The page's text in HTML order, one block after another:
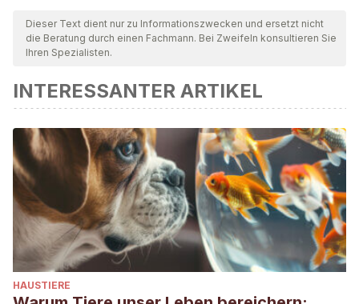
Dieser Text dient nur zu Informationszwecken und ersetzt nicht
die Beratung durch einen Fachmann. Bei Zweifeln konsultieren Sie
Ihren Spezialisten.
INTERESSANTER ARTIKEL
HAUSTIERE